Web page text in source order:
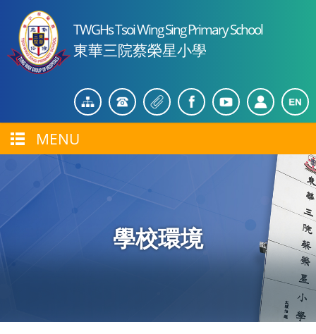
TWGHs Tsoi Wing Sing Primary School
東華三院蔡榮星小學
MENU
學校環境